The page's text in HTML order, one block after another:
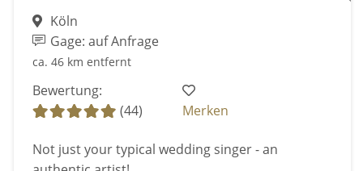
Köln
Gage: auf Anfrage
ca. 46 km entfernt
Bewertung:
(44)
Merken
Not just your typical wedding singer - an